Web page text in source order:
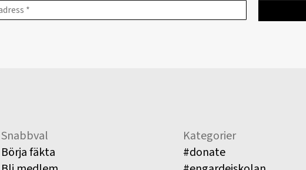
Snabbval
Börja fäkta
Kategorier
#donate